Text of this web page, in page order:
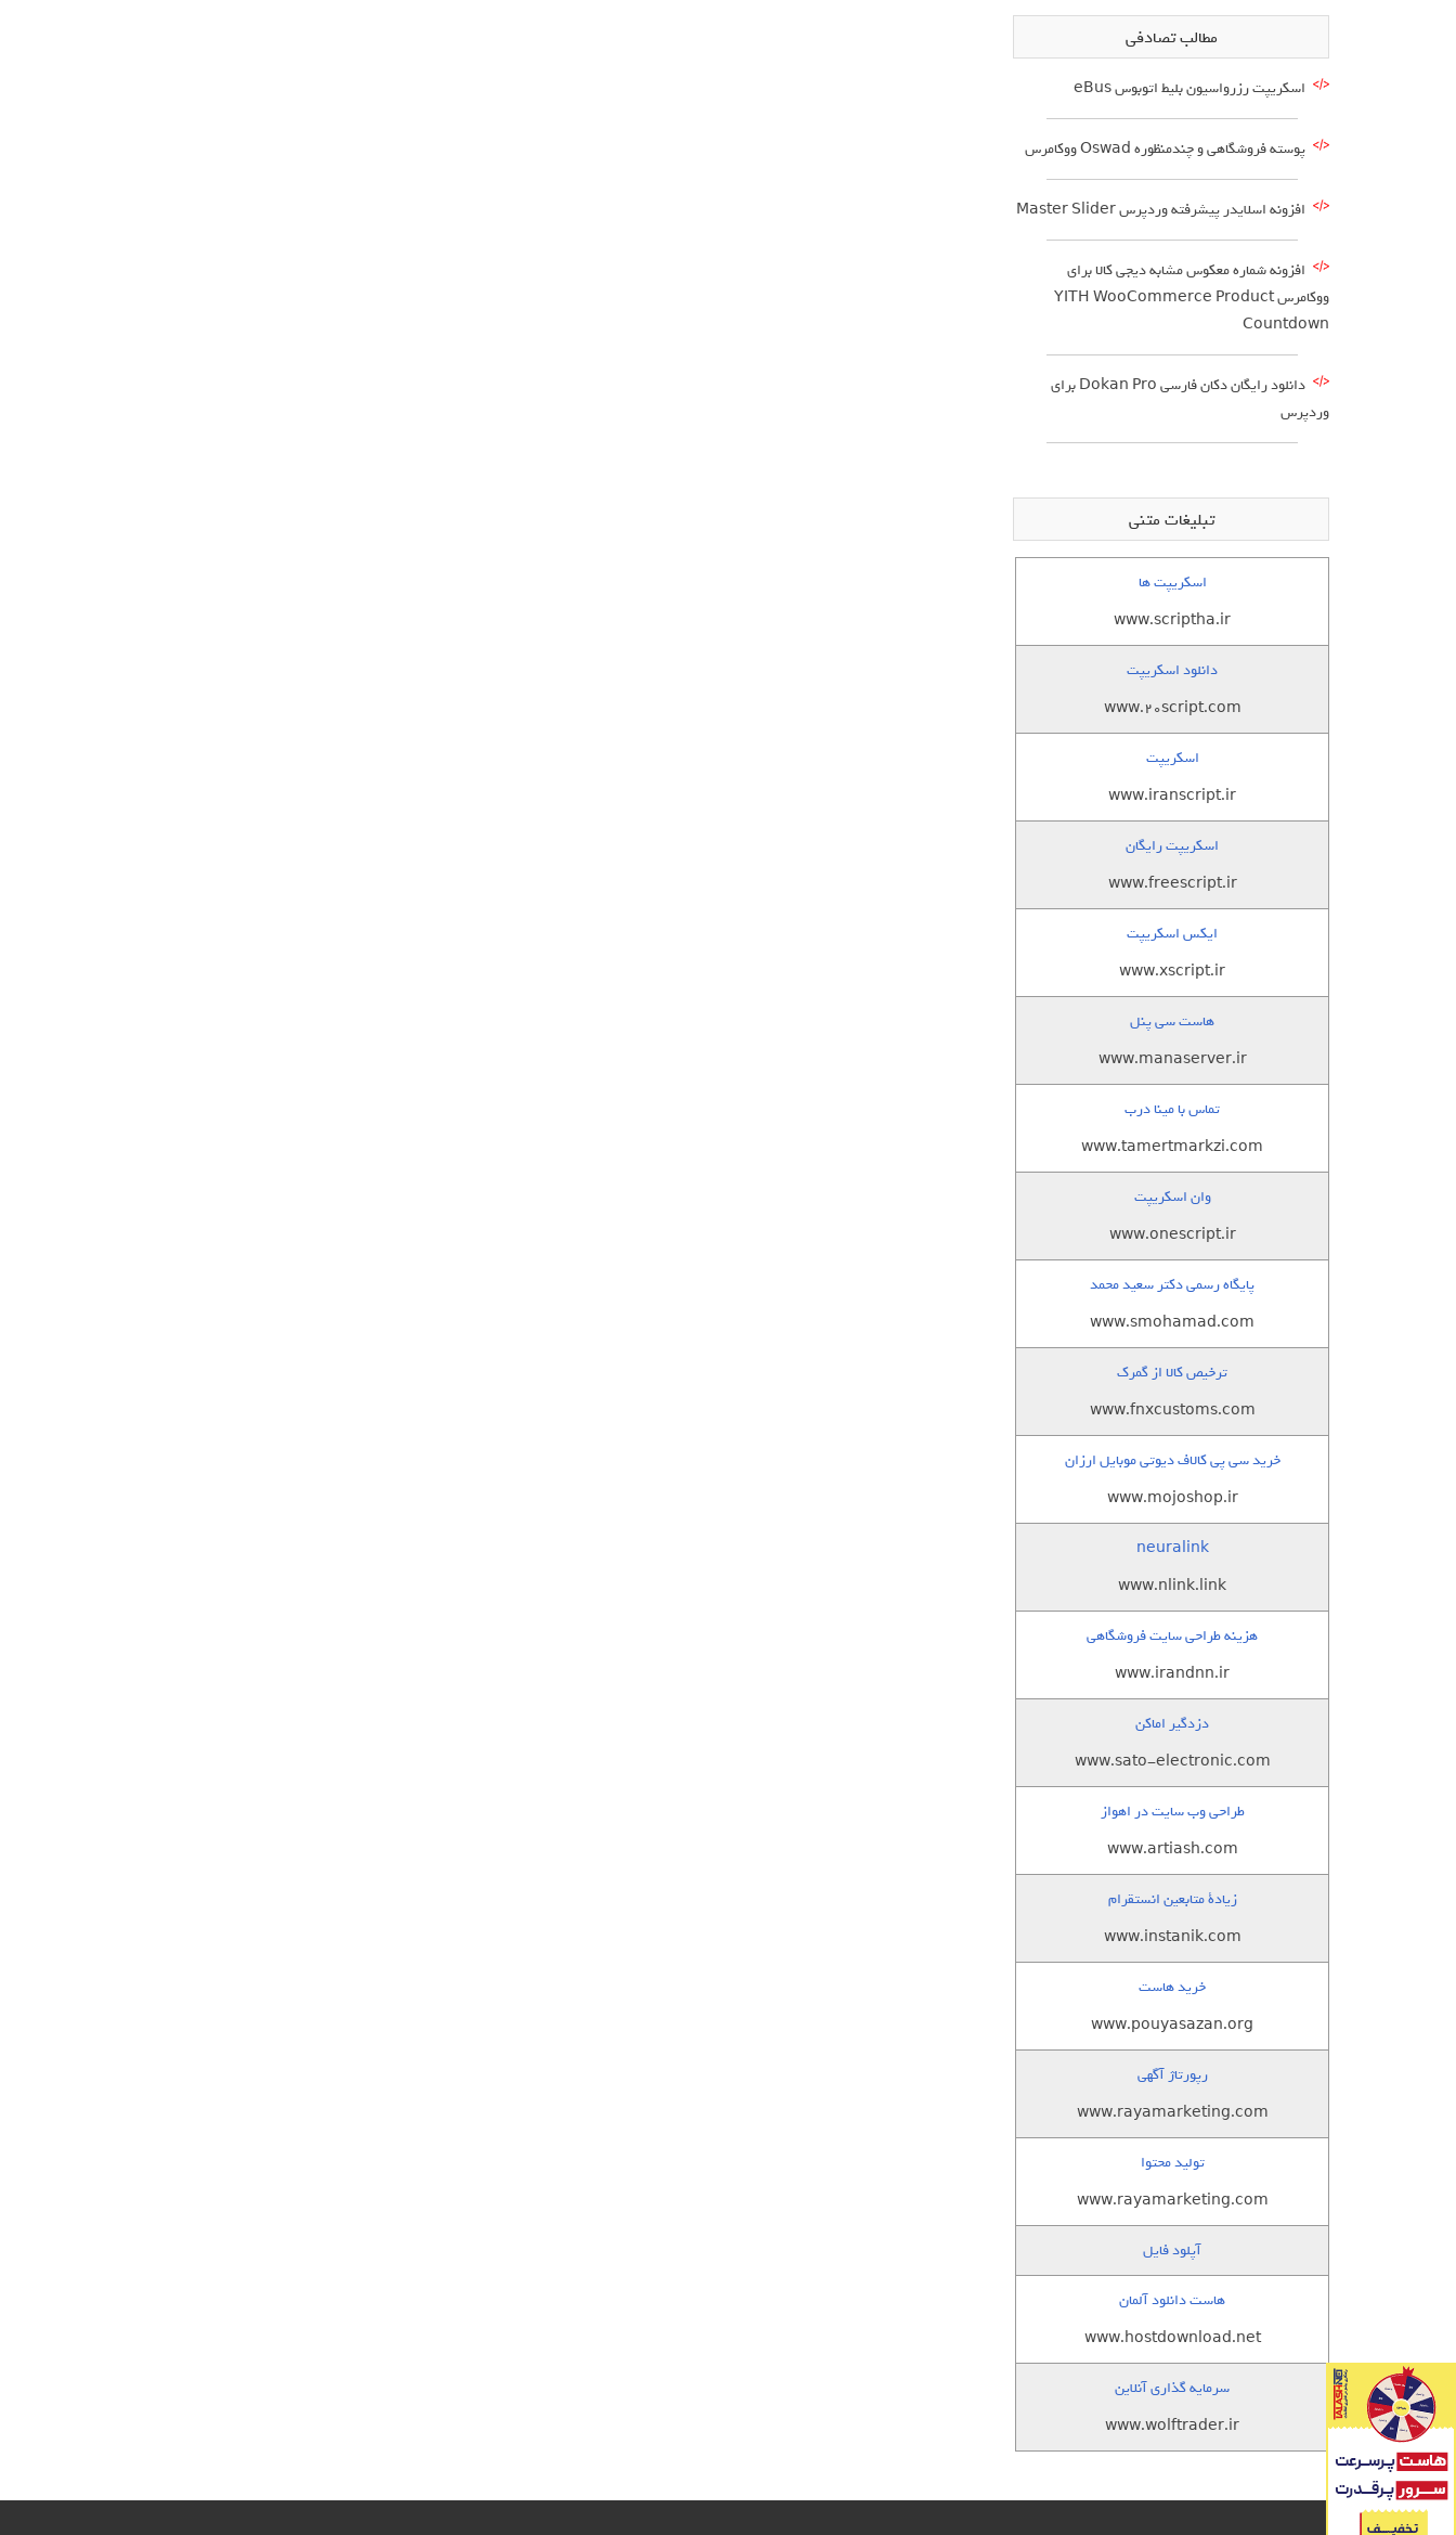
مطالب تصادفی
اسکریپت رزرواسیون بلیط اتوبوس eBus
پوسته فروشگاهی و چندمنظوره Oswad ووکامرس
افزونه اسلایدر پیشرفته وردپرس Master Slider
افزونه شماره معکوس مشابه دیجی کالا برای
ووکامرس YITH WooCommerce Product
Countdown
دانلود رایگان دکان فارسی Dokan Pro برای
وردپرس
تبلیغات متنی
اسکریپت ها
www.scriptha.ir
دانلود اسکریپت
www.20script.com
اسکریپت
www.iranscript.ir
اسکریپت رایگان
www.freescript.ir
ایکس اسکریپت
www.xscript.ir
هاست سی پنل
www.manaserver.ir
تماس با مینا درب
www.tamertmarkzi.com
وان اسکریپت
www.onescript.ir
پایگاه رسمی دکتر سعید محمد
www.smohamad.com
ترخیص کالا از گمرک
www.fnxcustoms.com
خرید سی پی کالاف دیوتی موبایل ارزان
www.mojoshop.ir
neuralink
www.nlink.link
هزینه طراحی سایت فروشگاهی
www.irandnn.ir
دزدگیر اماکن
www.sato-electronic.com
طراحی وب سایت در اهواز
www.artiash.com
زيادة متابعين انستقرام
www.instanik.com
خرید هاست
www.pouyasazan.org
رپورتاژ آگهی
www.rayamarketing.com
تولید محتوا
www.rayamarketing.com
آپلود فایل
هاست دانلود آلمان
www.hostdownload.net
سرمایه گذاری آنلاین
www.wolftrader.ir